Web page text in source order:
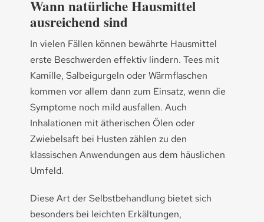
Wann natürliche Hausmittel
ausreichend sind
In vielen Fällen können bewährte Hausmittel
erste Beschwerden effektiv lindern. Tees mit
Kamille, Salbeigurgeln oder Wärmflaschen
kommen vor allem dann zum Einsatz, wenn die
Symptome noch mild ausfallen. Auch
Inhalationen mit ätherischen Ölen oder
Zwiebelsaft bei Husten zählen zu den
klassischen Anwendungen aus dem häuslichen
Umfeld.
Diese Art der Selbstbehandlung bietet sich
besonders bei leichten Erkältungen,